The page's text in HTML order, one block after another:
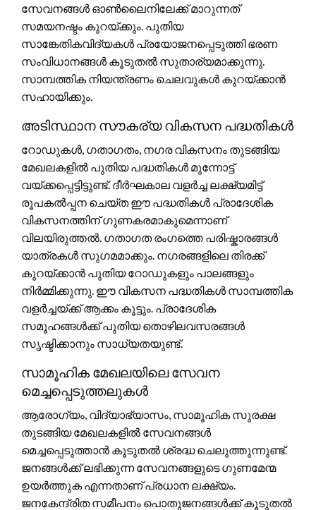
സേവനങ്ങൾ ഓൺലൈനിലേക്ക് മാറുന്നത്
സമയനഷ്ടം കുറയ്ക്കും. പുതിയ
സാങ്കേതികവിദ്യകൾ പ്രയോജനപ്പെടുത്തി ഭരണ
സംവിധാനങ്ങൾ കൂടുതൽ സുതാര്യമാക്കുന്നു.
സാമ്പത്തിക നിയന്ത്രണം ചെലവുകൾ കുറയ്ക്കാൻ
സഹായിക്കും.
അടിസ്ഥാന സൗകര്യ വികസന പദ്ധതികൾ
റോഡുകൾ, ഗതാഗതം, നഗര വികസനം തുടങ്ങിയ
മേഖലകളിൽ പുതിയ പദ്ധതികൾ മുന്നോട്ട്
വയ്ക്കപ്പെട്ടിട്ടുണ്ട്. ദീർഘകാല വളർച്ച ലക്ഷ്യമിട്ട്
രൂപകൽപ്പന ചെയ്ത ഈ പദ്ധതികൾ പ്രാദേശിക
വികസനത്തിന് ഗുണകരമാകുമെന്നാണ്
വിലയിരുത്തൽ. ഗതാഗത രംഗത്തെ പരിഷ്കാരങ്ങൾ
യാത്രകൾ സുഗമമാക്കും. നഗരങ്ങളിലെ തിരക്ക്
കുറയ്ക്കാൻ പുതിയ റോഡുകളും പാലങ്ങളും
നിർമ്മിക്കുന്നു. ഈ വികസന പദ്ധതികൾ സാമ്പത്തിക
വളർച്ചയ്ക്ക് ആക്കം കൂട്ടും. പ്രാദേശിക
സമൂഹങ്ങൾക്ക് പുതിയ തൊഴിലവസരങ്ങൾ
സൃഷ്ടിക്കാനും സാധ്യതയുണ്ട്.
സാമൂഹിക മേഖലയിലെ സേവന
മെച്ചപ്പെടുത്തലുകൾ
ആരോഗ്യം, വിദ്യാഭ്യാസം, സാമൂഹിക സുരക്ഷ
തുടങ്ങിയ മേഖലകളിൽ സേവനങ്ങൾ
മെച്ചപ്പെടുത്താൻ കൂടുതൽ ശ്രദ്ധ ചെലുത്തുന്നുണ്ട്.
ജനങ്ങൾക്ക് ലഭിക്കുന്ന സേവനങ്ങളുടെ ഗുണമേന്മ
ഉയർത്തുക എന്നതാണ് പ്രധാന ലക്ഷ്യം.
ജനകേന്ദ്രിത സമീപനം പൊതുജനങ്ങൾക്ക് കൂടുതൽ